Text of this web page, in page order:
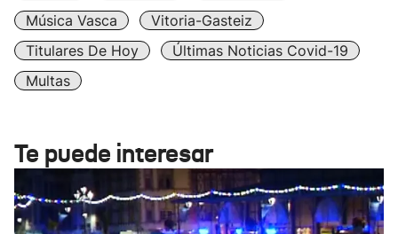
Música Vasca
Vitoria-Gasteiz
Titulares De Hoy
Últimas Noticias Covid-19
Multas
Te puede interesar